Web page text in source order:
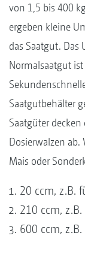
von 1,5 bis 400
ergeben kleine
das Saatgut.
Normalsaatgut
Saatgutbehälter
Saatgüter
Dosierwalzen ab.
Mais oder
20 ccm, z.B.
210 ccm,
600 ccm,